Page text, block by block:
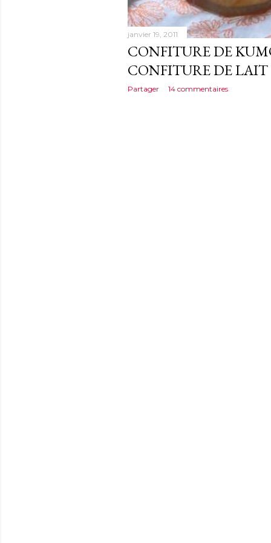
janvier 19, 2011
CONFITURE DE
CONFITURE DE LAIT
Partager 14 commentaires